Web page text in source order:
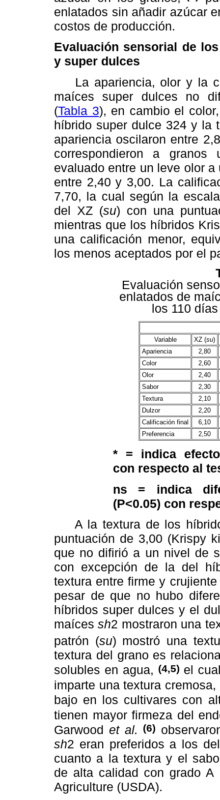
enlatados sin añadir azúcar
costos de producción.
Evaluación sensorial de
y super dulces
La apariencia, olor y la
maíces super dulces no
(Tabla 3), en cambio el
híbrido super dulce 324 y la
apariencia oscilaron entre
correspondieron a
evaluado entre un leve olor
entre 2,40 y 3,00. La
7,70, la cual según la
del XZ (su) con una
mientras que los híbridos
una calificación menor,
los menos aceptados por el
Evaluación
enlatados de
los 110
Variable XZ (su)
Apariencia
2,80
Color
2,60
Olor
2,40
Sabor
2,30
Textura
2,10
Dulzor
2,20
Calificación final
6,10
Preferencia
2,50
* = indica
con respecto al
ns = indica
(P<0.05) con
A la textura de los
puntuación de 3,00 (Krispy
que no difirió a un nivel de
con excepción de la del
textura entre firme y
pesar de que no hubo
híbridos super dulces y el
maícessh2 mostraron una
patrón (su) mostró una
textura del grano es
solubles en agua, (4,5) el
imparte una textura cremosa,
bajo en los cultivares con
tienen mayor firmeza del
Garwood et al. (6)
sh2 eran preferidos a los
cuanto a la textura y el
de alta calidad con grado
Agriculture (USDA).